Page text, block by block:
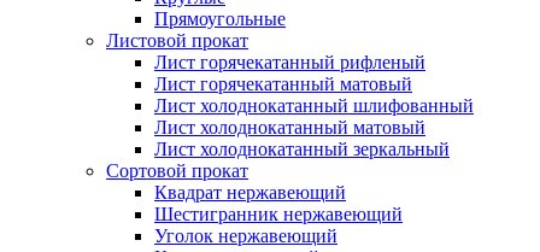
Прямоугольные
Листовой прокат
Лист горячекатанный рифленый
Лист горячекатанный матовый
Лист холоднокатанный шлифованный
Лист холоднокатанный матовый
Лист холоднокатанный зеркальный
Сортовой прокат
Квадрат нержавеющий
Шестигранник нержавеющий
Уголок нержавеющий